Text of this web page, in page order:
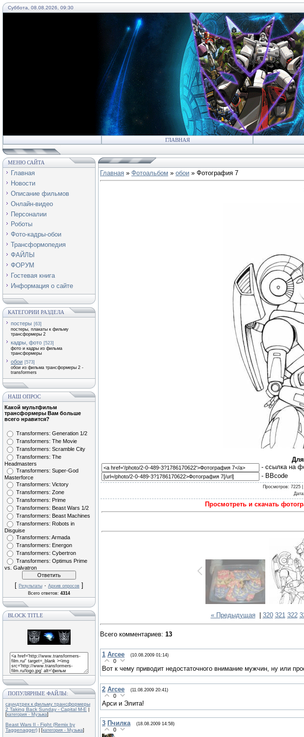
Суббота, 08.08.2026, 09:30
ГЛАВНАЯ
МЕНЮ САЙТА
Главная
Новости
Описание фильмов
Онлайн-видео
Персоналии
Роботы
Фото-кадры-обои
Трансформопедия
ФАЙЛЫ
ФОРУМ
Гостевая книга
Информация о сайте
КАТЕГОРИИ РАЗДЕЛА
постеры [63]
постеры, плакаты к фильму
трансформеры 2
кадры, фото [523]
фото и кадры из фильма
трансформеры
обои [573]
обои из фильма трансформеры 2 -
transformers
НАШ ОПРОС
Какой мультфильм
трансформеры Вам больше
всего нравится?
Transformers: Generation 1/2
Transformers: The Movie
Transformers: Scramble City
Transformers: The
Headmasters
Transformers: Super-God
Masterforce
Transformers: Victory
Transformers: Zone
Transformers: Prime
Transformers: Beast Wars 1/2
Transformers: Beast Machines
Transformers: Robots in
Disguise
Transformers: Armada
Transformers: Energon
Transformers: Cybertron
Transformers: Optimus Prime
vs. Galvatron
[ Результаты · Архив опросов ]
Всего ответов: 4314
BLOCK TITLE
ПОПУЛЯРНЫЕ ФАЙЛЫ:
саундтрек к фильму трансформеры
2 Taking Back Sunday - Capital M-E
[категория - Музыка]
Beast Wars II - Fight (Remix by
Taggenagger)
| [категория - Музыка]
Главная » Фотоальбом » обои » Фотография 7
- cсылка на
- BBcode
Просмотров: 7225 |
Дата
Просмотреть и скачать
« Предыдущая| 320 321 322
Всего комментариев: 13
1 Arcee (10.08.2009 01:14)
0
Вот к чему приводит недостаточного внимание мужчин, ну или
2 Arcee (11.08.2009 20:41)
0
Арси и Элита!
3 Пчилка (18.08.2009 14:58)
0